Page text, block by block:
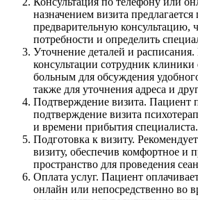
назначением визита
предварительную консультацию,
потребности и определить
Уточнение деталей и
консультации сотрудник клиники
больным для обсуждения
также для уточнения адреса и
Подтверждение визита. Пациент
подтверждение визита
и времени прибытия специалиста.
Подготовка к визиту.
визиту, обеспечив комфортное и
пространство для проведения
Оплата услуг. Пациент
онлайн или непосредственно во